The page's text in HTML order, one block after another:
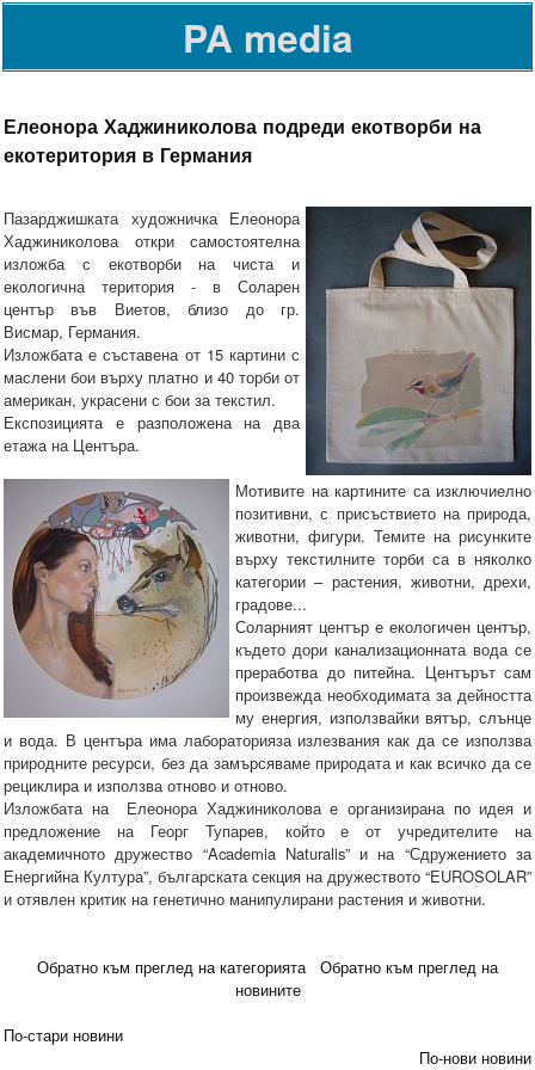
PA media
Елеонора Хаджиниколова подреди екотворби на
екотеритория в Германия
Пазарджишката художничка Елеонора
Хаджиниколова откри самостоятелна
изложба с екотворби на чиста и
екологична територия - в Соларен
център във Виетов, близо до гр.
Висмар, Германия.
Изложбата е съставена от 15 картини с
маслени бои върху платно и 40 торби от
американ, украсени с бои за текстил.
Експозицията е разположена на два
етажа на Центъра.
Мотивите на картините са изключиелно
позитивни, с присъствието на природа,
животни, фигури. Темите на рисунките
върху текстилните торби са в няколко
категории – растения, животни, дрехи,
градове...
Соларният център е екологичен център,
където дори канализационната вода се
преработва до питейна. Центърът сам
произвежда необходимата за дейността
му енергия, използвайки вятър, слънце
и вода. В центъра има лабораторияза излезвания как да се използва
природните ресурси, без да замърсяваме природата и как всичко да се
рециклира и използва отново и отново.
Изложбата на Елеонора Хаджиниколова е организирана по идея и
предложение на Георг Тупарев, който е от учредителите на
академичното дружество “Academia Naturalis” и на “Сдружението за
Енергийна Култура”, българската секция на дружеството “EUROSOLAR”
и отявлен критик на генетично манипулирани растения и животни.
Обратно към преглед на категорията
Обратно към преглед на
новините
По-стари новини
По-нови новини